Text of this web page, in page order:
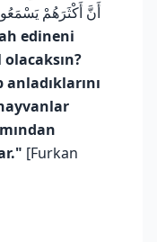
أَنَّ أَكْثَرَهُمْ
edineni
[Furkan